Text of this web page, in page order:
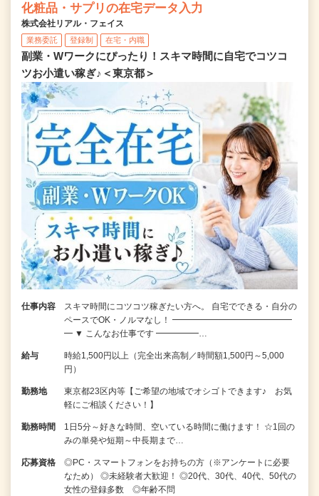
化粧品・サプリの在宅データ入力
株式会社リアル・フェイス
業務委託 登録制 在宅・内職
副業・Wワークにぴったり！スキマ時間に自宅でコツコ
ツお小遣い稼ぎ♪＜東京都＞
仕事内容
スキマ時間にコツコツ稼ぎたい方へ。 自宅でできる・自分の
ペースでOK・ノルマなし！ ━━━━━━━━━━━━━━
━ ▼ こんなお仕事です ━━━━━…
給与
時給1,500円以上（完全出来高制／時間額1,500円～5,000
円）
勤務地
東京都23区内等【ご希望の地域でオシゴトできます♪ お気
軽にご相談ください！】
勤務時間
1日5分～好きな時間、空いている時間に働けます！ ☆1回の
みの単発や短期～中長期まで…
応募資格
◎PC・スマートフォンをお持ちの方（※アンケートに必要
なため） ◎未経験者大歓迎！ ◎20代、30代、40代、50代の
女性の登録多数 ◎年齢不問